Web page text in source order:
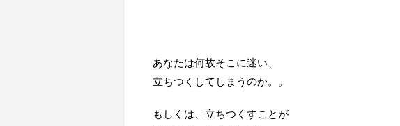
あなたは何故そこに迷い、
立ちつくしてしまうのか。。
もしくは、立ちつくすことが